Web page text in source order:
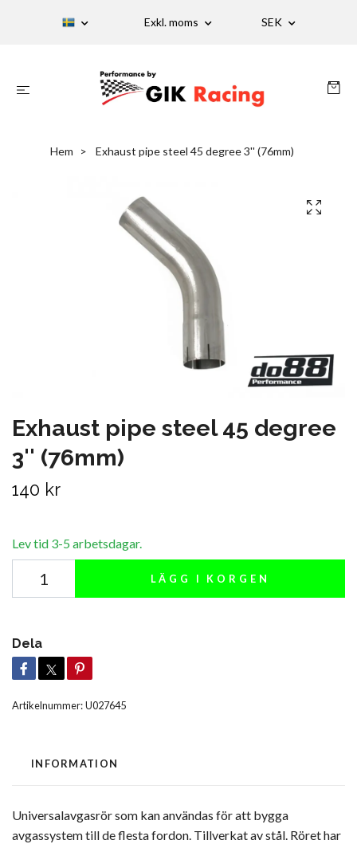
Exkl. moms SEK
Hem Exhaust pipe steel 45 degree 3'' (76mm)
Exhaust pipe steel 45 degree
3'' (76mm)
140 kr
Lev tid 3-5 arbetsdagar.
LÄGG I KORGEN
Dela
Artikelnummer:U027645
INFORMATION
Universalavgasrör som kan användas för att bygga
avgassystem till de flesta fordon. Tillverkat av stål. Röret har